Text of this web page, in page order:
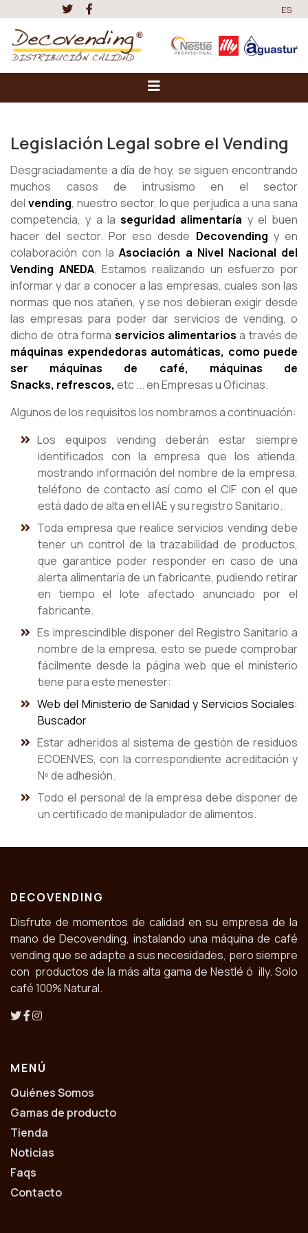
ES
Legislación Legal sobre el Vending
Desgraciadamente a día de hoy, se siguen encontrando
muchos casos de intrusismo en el sector
del vending, nuestro sector, lo que perjudica a una sana
competencia, y a la seguridad alimentaría y el buen
hacer del sector. Por eso desde Decovending y en
colaboración con laAsociación a Nivel Nacional del
Vending ANEDA, Estamos realizando un esfuerzo por
informar y dar a conocer a las empresas, cuales son las
normas que nos atañen, y se nos debieran exigir desde
las empresas para poder dar servicios de vending, o
dicho de otra forma servicios alimentarios a través de
máquinas expendedoras automáticas, como puede
ser máquinas de café, máquinas de
Snacks, refrescos, etc ... en Empresas u Oficinas.
Algunos de los requisitos los nombramos a continuación:
Los equipos vending deberán estar siempre
identificados con la empresa que los atienda,
mostrando información del nombre de la empresa,
teléfono de contacto así como el CIF con el que
está dado de alta en el IAE y su registro Sanitario.
Toda empresa que realice servicios vending debe
tener un control de la trazabilidad de productos,
que garantice poder responder en caso de una
alerta alimentaría de un fabricante, pudiendo retirar
en tiempo el lote afectado anunciado por el
fabricante.
Es imprescindible disponer del Registro Sanitario a
nombre de la empresa, esto se puede comprobar
fácilmente desde la página web que el ministerio
tiene para este menester:
Web del Ministerio de Sanidad y Servicios Sociales:
Buscador
Estar adheridos al sistema de gestión de residuos
ECOENVES, con la correspondiente acreditación y
Nº de adhesión.
Todo el personal de la empresa debe disponer de
un certificado de manipulador de alimentos.
DECOVENDING
Disfrute de momentos de calidad en su empresa de la
mano de Decovending, instalando una máquina de café
vending que se adapte a sus necesidades, pero siempre
con productos de la más alta gama de Nestlé ó illy. Solo
café 100% Natural.
MENÚ
Quiénes Somos
Gamas de producto
Tienda
Noticias
Faqs
Contacto